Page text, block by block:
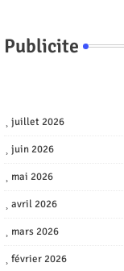
Publicite
juillet 2026
juin 2026
mai 2026
avril 2026
mars 2026
février 2026